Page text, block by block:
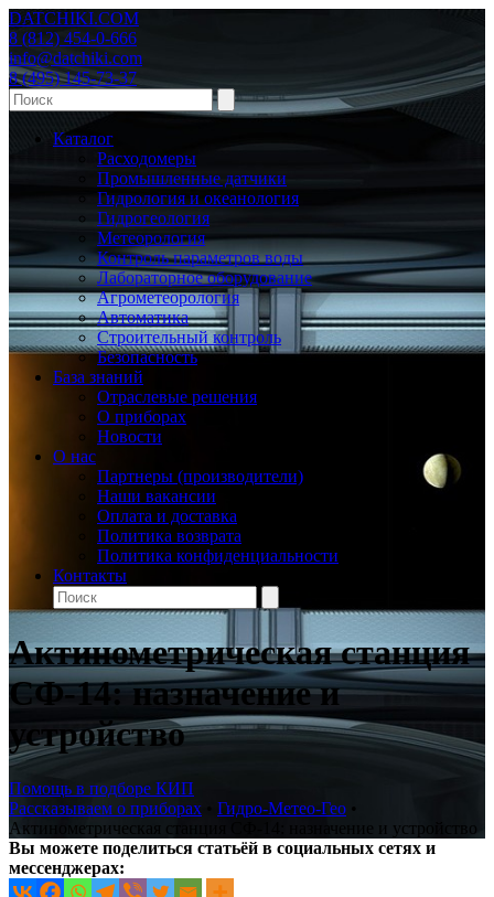
DATCHIKI.COM
8 (812) 454-0-666
info@datchiki.com
8 (495) 145-73-37
Каталог
Расходомеры
Промышленные датчики
Гидрология и океанология
Гидрогеология
Метеорология
Контроль параметров воды
Лабораторное оборудование
Агрометеорология
Автоматика
Строительный контроль
Безопасность
База знаний
Отраслевые решения
О приборах
Новости
О нас
Партнеры (производители)
Наши вакансии
Оплата и доставка
Политика возврата
Политика конфиденциальности
Контакты
Актинометрическая станция
СФ-14: назначение и
устройство
Помощь в подборе КИП
Рассказываем о приборах
Гидро-Метео-Гео
Актинометрическая станция СФ-14: назначение и устройство
Вы можете поделиться статьёй в социальных сетях и
мессенджерах: